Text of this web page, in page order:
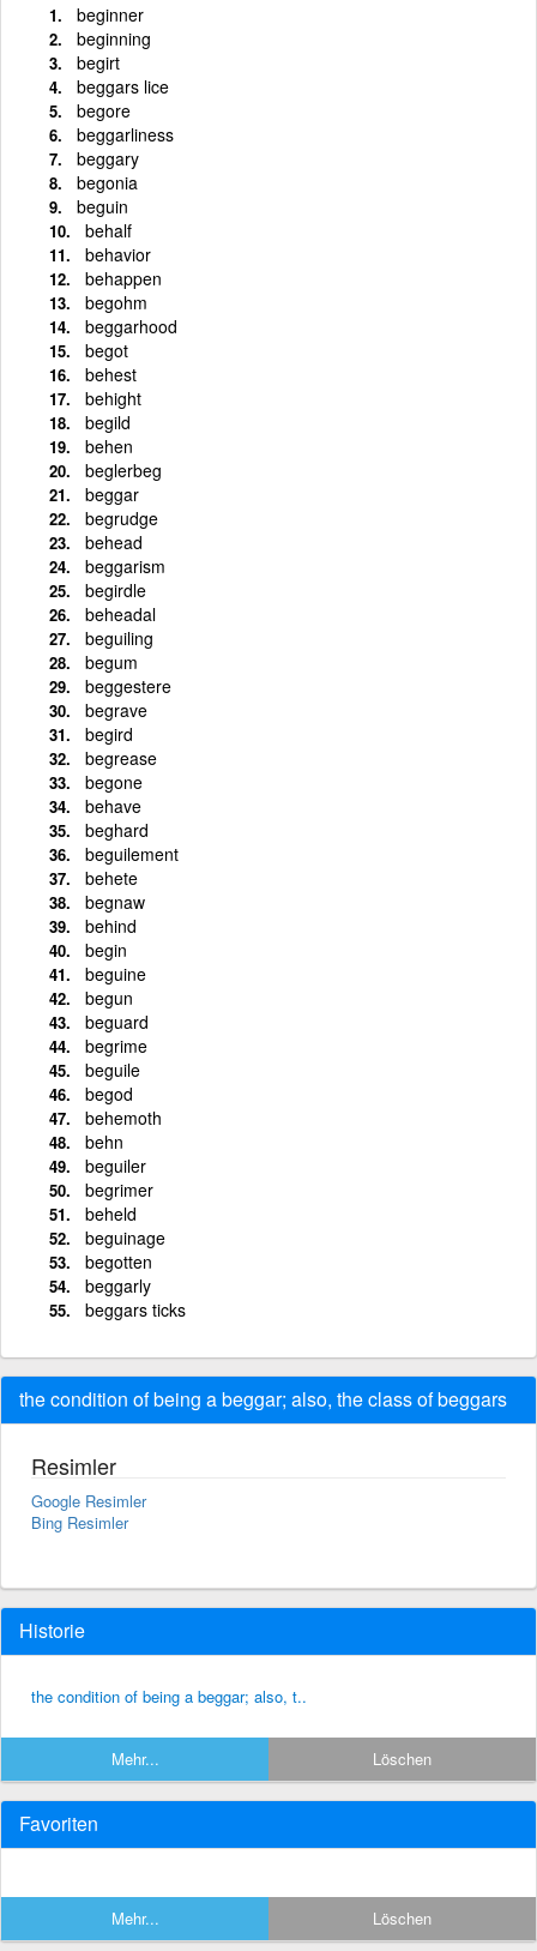
beginner
beginning
begirt
beggars lice
begore
beggarliness
beggary
begonia
beguin
behalf
behavior
behappen
begohm
beggarhood
begot
behest
behight
begild
behen
beglerbeg
beggar
begrudge
behead
beggarism
begirdle
beheadal
beguiling
begum
beggestere
begrave
begird
begrease
begone
behave
beghard
beguilement
behete
begnaw
behind
begin
beguine
begun
beguard
begrime
beguile
begod
behemoth
behn
beguiler
begrimer
beheld
beguinage
begotten
beggarly
beggars ticks
the condition of being a beggar; also, the class of beggars
Resimler
Google Resimler
Bing Resimler
Historie
the condition of being a beggar; also, t..
Mehr... Löschen
Favoriten
Mehr... Löschen